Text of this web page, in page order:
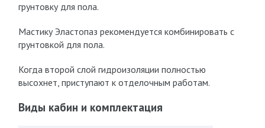
грунтовку для пола.
Мастику Эластопаз рекомендуется комбинировать с
грунтовкой для пола.
Когда второй слой гидроизоляции полностью
высохнет, приступают к отделочным работам.
Виды кабин и комплектация